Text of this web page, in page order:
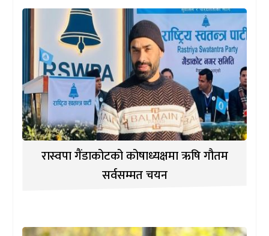
रास्वपा गैंडाकोटको कोषाध्यक्षमा ऋषि गौतम
सर्वसम्मत चयन